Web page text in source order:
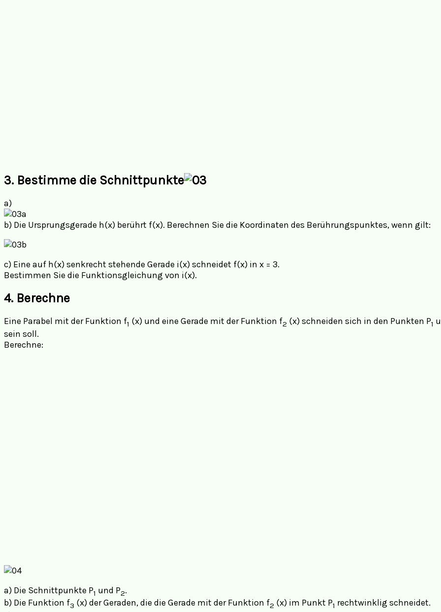
3. Bestimme die Schnittpunkte
a)
b) Die Ursprungsgerade h(x) berührt f(x). Berechnen Sie die Koordinaten des Berührungspunktes, wenn gilt:
c) Eine auf h(x) senkrecht stehende Gerade i(x) schneidet f(x) in x = 3.
Bestimmen Sie die Funktionsgleichung von i(x).
4. Berechne
Eine Parabel mit der Funktion f1 (x) und eine Gerade mit der Funktion f2 (x) schneiden sich in den Punkten P1
sein soll.
Berechne:
a) Die Schnittpunkte P1 und P2.
b) Die Funktion f3 (x) der Geraden, die die Gerade mit der Funktion f2 (x) im Punkt P1 rechtwinklig schneidet.